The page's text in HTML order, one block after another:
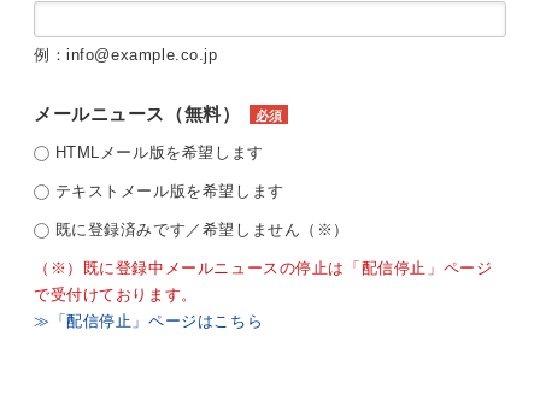
例：info@example.co.jp
メールニュース（無料） 必須
HTMLメール版を希望します
テキストメール版を希望します
既に登録済みです／希望しません（※）
（※）既に登録中メールニュースの停止は「配信停止」ページ
で受付けております。
≫「配信停止」ページはこちら